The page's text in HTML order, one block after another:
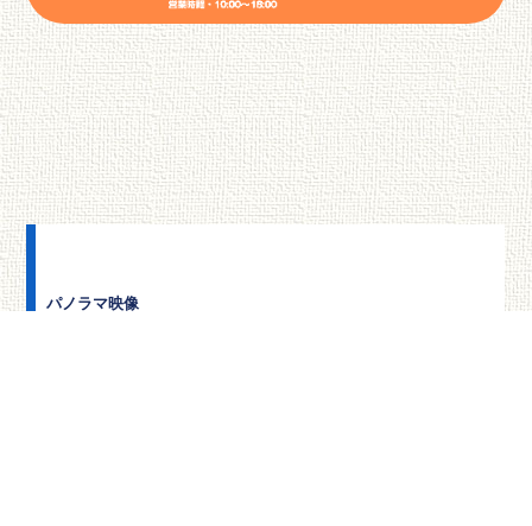
パノラマ映像